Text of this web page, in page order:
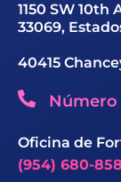
1150 SW 10th
33069,
40415
Oficina de
(954) 680-